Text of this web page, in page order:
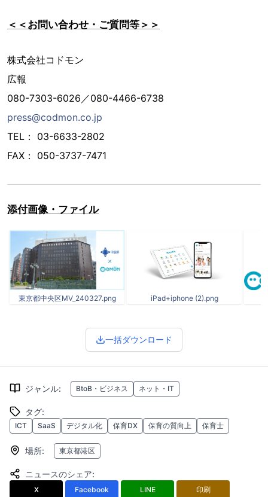
＜＜お問い合わせ・ご質問等＞＞
株式会社コドモン
広報
080-7303-6026／080-4466-6738
press@codmon.co.jp
TEL： 03-6633-2802
FAX： 050-3737-7471
添付画像・ファイル
東京都中央区MV_240327.png iPad+iphone (2).png
一括ダウンロード
ジャンル: BtoB・ビジネス ネット・IT
タグ:
ICT SaaS デジタル化 保育DX 保育の質向上 保育士
場所: 東京都港区
ニュースのシェア:
X Facebook LINE 印刷